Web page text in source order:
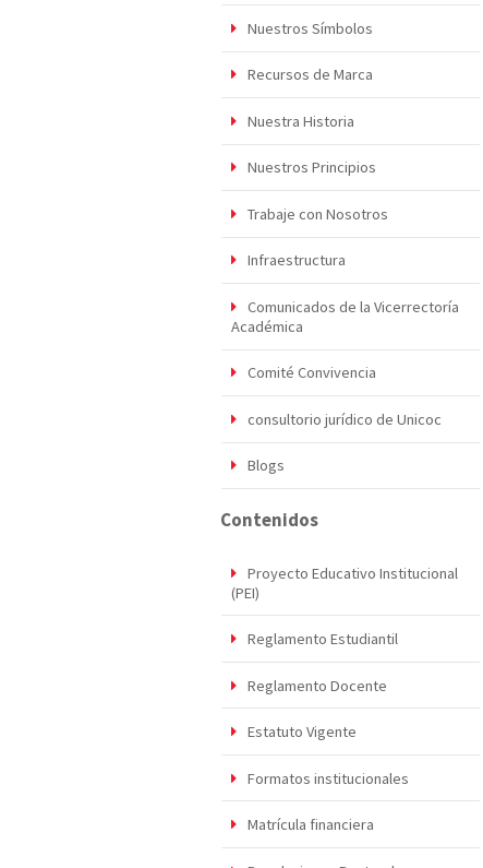
Nuestros Símbolos
Recursos de Marca
Nuestra Historia
Nuestros Principios
Trabaje con Nosotros
Infraestructura
Comunicados de la Vicerrectoría
Académica
Comité Convivencia
consultorio jurídico de Unicoc
Blogs
Contenidos
Proyecto Educativo Institucional
(PEI)
Reglamento Estudiantil
Reglamento Docente
Estatuto Vigente
Formatos institucionales
Matrícula financiera